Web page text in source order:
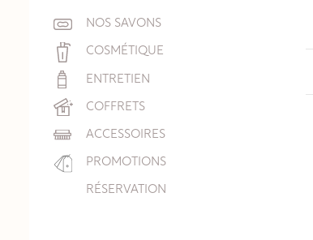
NOS SAVONS
COSMÉTIQUE
ENTRETIEN
COFFRETS
ACCESSOIRES
PROMOTIONS
RÉSERVATION